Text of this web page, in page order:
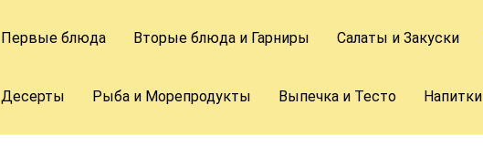
Первые блюда Вторые блюда и Гарниры Салаты и Закуски
Десерты Рыба и Морепродукты Выпечка и Тесто Напитки